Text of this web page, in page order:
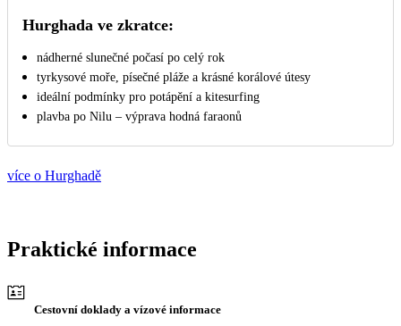
Hurghada ve zkratce:
nádherné slunečné počasí po celý rok
tyrkysové moře, písečné pláže a krásné korálové útesy
ideální podmínky pro potápění a kitesurfing
plavba po Nilu – výprava hodná faraonů
více o Hurghadě
Praktické informace
Cestovní doklady a vízové informace